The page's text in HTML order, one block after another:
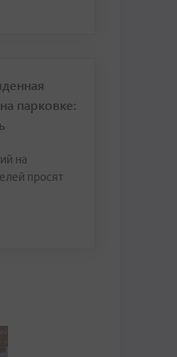
парковке:
на
просят